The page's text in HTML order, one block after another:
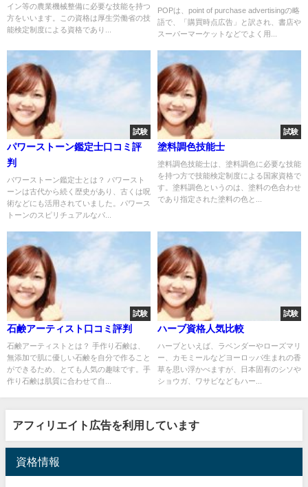
イン等の農業機械整備に必要な技能を持つ
方をいいます。この資格は厚生労働省の技
能検定制度による資格であり...
POPは、point of purchase advertisingの略
語で、「購買時点広告」と訳され、書店や
スーパーマーケットなどでよく用...
試験
パワーストーン鑑定士口コミ評
判
パワーストーン鑑定士とは？ パワースト
ーンは古代から続く歴史があり、古くは呪
術などにも活用されていました。パワース
トーンのスピリチュアルなパ...
試験
塗料調色技能士
塗料調色技能士は、塗料調色に必要な技能
を持つ方で技能検定制度による国家資格で
す。塗料調色というのは、塗料の色合わせ
であり指定された塗料の色と...
試験
石鹸アーティスト口コミ評判
石鹸アーティストとは？ 手作り石鹸は、
無添加で肌に優しい石鹸を自分で作ること
ができるため、とても人気の趣味です。手
作り石鹸は肌質に合わせて自...
試験
ハーブ資格人気比較
ハーブといえば、ラベンダーやローズマリ
ー、カモミールなどヨーロッパ生まれの香
草を思い浮かべますが、日本固有のシソや
ショウガ、ワサビなどもハー...
アフィリエイト広告を利用しています
資格情報